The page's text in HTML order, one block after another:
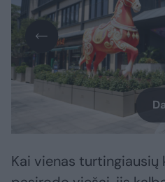
Kai vienas turtingiausių